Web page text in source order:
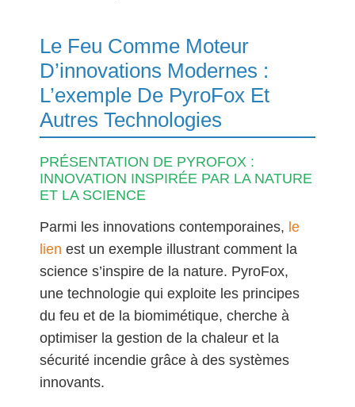
Le Feu Comme Moteur
D’innovations Modernes :
L’exemple De PyroFox Et
Autres Technologies
PRÉSENTATION DE PYROFOX :
INNOVATION INSPIRÉE PAR LA NATURE
ET LA SCIENCE
Parmi les innovations contemporaines, le
lien est un exemple illustrant comment la
science s’inspire de la nature. PyroFox,
une technologie qui exploite les principes
du feu et de la biomimétique, cherche à
optimiser la gestion de la chaleur et la
sécurité incendie grâce à des systèmes
innovants.